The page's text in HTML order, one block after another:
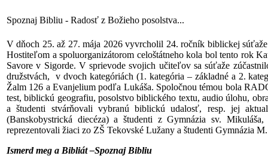
Spoznaj Bibliu - Radosť z Božieho posolstva...
V dňoch 25. až 27. mája 2026 vyvrcholil 24. ročník biblickej
Hostiteľom a spoluorganizátorom celoštátneho kola bol tento rok
Savore v Sigorde. V sprievode svojich učiteľov sa súťaže
družstvách, v dvoch kategóriách (1. kategória – základné a 2.
Žalm 126 a Evanjelium podľa Lukáša. Spoločnou témou bola
test, biblickú geografiu, posolstvo biblického textu, audio úlohu,
a študenti stvárňovali vybranú biblickú udalosť, resp. jej
(Banskobystrická diecéza) a študenti z Gymnázia sv.
reprezentovali žiaci zo ZŠ Tekovské Lužany a študenti Gymnázia
Ismerd meg a Bibliát –Spoznaj Bibliu